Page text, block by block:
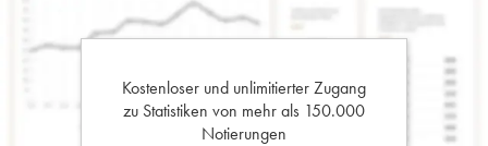
Kostenloser und unlimitierter Zugang
zu Statistiken von mehr als 150.000
Notierungen